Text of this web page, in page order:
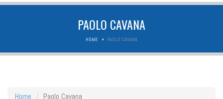
PAOLO CAVANA
HOME PAOLO CAVANA
Home Paolo Cavana